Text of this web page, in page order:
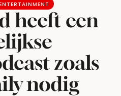
heeft een
zoals
nodig